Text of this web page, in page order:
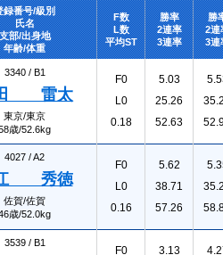
録番号/級別
氏名
部/出身地
年齢/体重
F数
L数
平均ST
勝率
2連率
3連率
勝
2連
3連
3340 / B1
雷太
東京/東京
歳/52.6kg
F0
L0
0.18
5.03
25.26
52.63
4027 /A2
秀徳
佐賀/佐賀
歳/52.0kg
F0
L0
0.16
5.62
38.71
57.26
3539 / B1
F0
3.13